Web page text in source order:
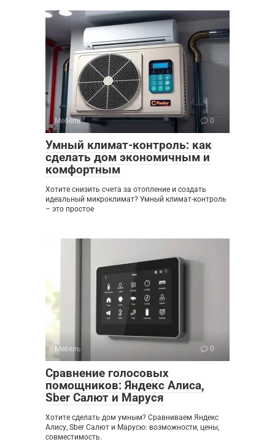
Мебель 0
Умный климат-контроль: как
сделать дом экономичным и
комфортным
Хотите снизить счета за отопление и создать
идеальный микроклимат? Умный климат-контроль
– это простое
Мебель 0
Сравнение голосовых
помощников: Яндекс Алиса,
Sber Салют и Маруся
Хотите сделать дом умным? Сравниваем Яндекс
Алису, Sber Салют и Марусю: возможности, цены,
совместимость.